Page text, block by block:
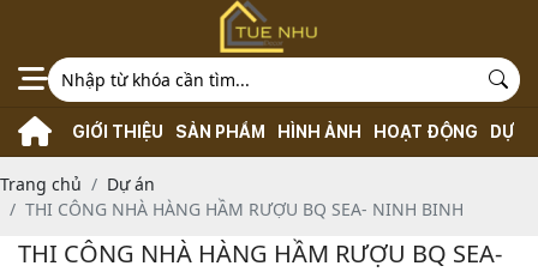
GIỚI THIỆU SẢN PHẨM HÌNH ẢNH HOẠT ĐỘNG DỰ
Trang chủ
Dự án
THI CÔNG NHÀ HÀNG HẦM RƯỢU BQ SEA- NINH BINH
THI CÔNG NHÀ HÀNG HẦM RƯỢU BQ SEA-